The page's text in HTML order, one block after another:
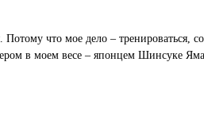
что мое дело – тренироваться,
в моем весе – японцем Шинсуке